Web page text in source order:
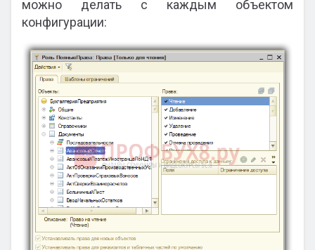
можно делать с каждым объектом
конфигурации: